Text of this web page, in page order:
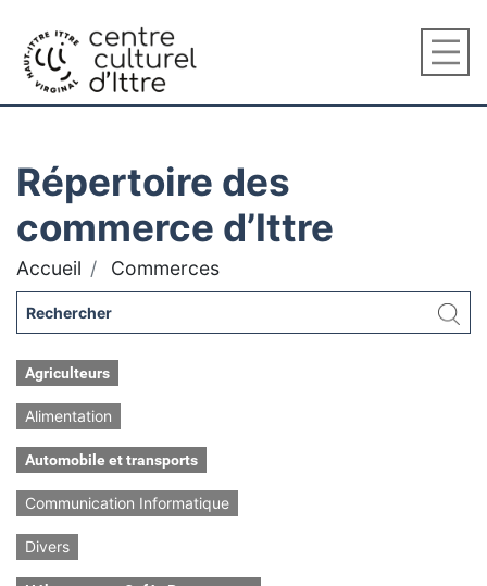
Répertoire des
commerce d’Ittre
Accueil Commerces
Agriculteurs
Alimentation
Automobile et transports
Communication Informatique
Divers